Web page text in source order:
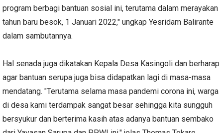
program berbagi bantuan sosial ini, terutama dalam merayakan
tahun baru besok, 1 Januari 2022," ungkap Yesridam Balirante
dalam sambutannya.
Hal senada juga dikatakan Kepala Desa Kasingoli dan berharap
agar bantuan serupa juga bisa didapatkan lagi di masa-masa
mendatang. "Terutama selama masa pandemi corona ini, warga
di desa kami terdampak sangat besar sehingga kita sungguh
bersyukur dan berterima kasih atas adanya bantuan sembako